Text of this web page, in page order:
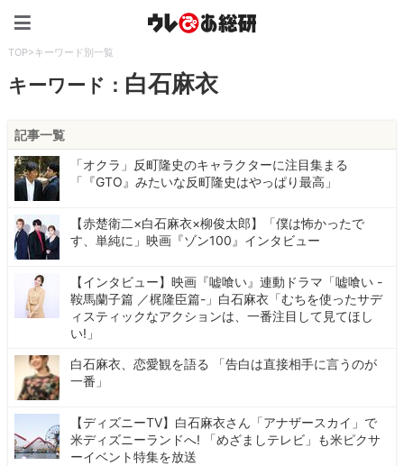
TOP>キーワード別一覧
キーワード： 白石麻衣
記事一覧
「オクラ」反町隆史のキャラクターに注目集まる
「『GTO』みたいな反町隆史はやっぱり最高」
【赤楚衛二×白石麻衣×柳俊太郎】「僕は怖かったで
す、単純に」映画『ゾン100』インタビュー
【インタビュー】映画『嘘喰い』連動ドラマ「嘘喰い -
鞍馬蘭子篇 ／梶隆臣篇-」白石麻衣「むちを使ったサデ
ィスティックなアクションは、一番注目して見てほし
い!」
白石麻衣、恋愛観を語る 「告白は直接相手に言うのが
一番」
【ディズニーTV】白石麻衣さん「アナザースカイ」で
米ディズニーランドへ! 「めざましテレビ」も米ピクサ
ーイベント特集を放送